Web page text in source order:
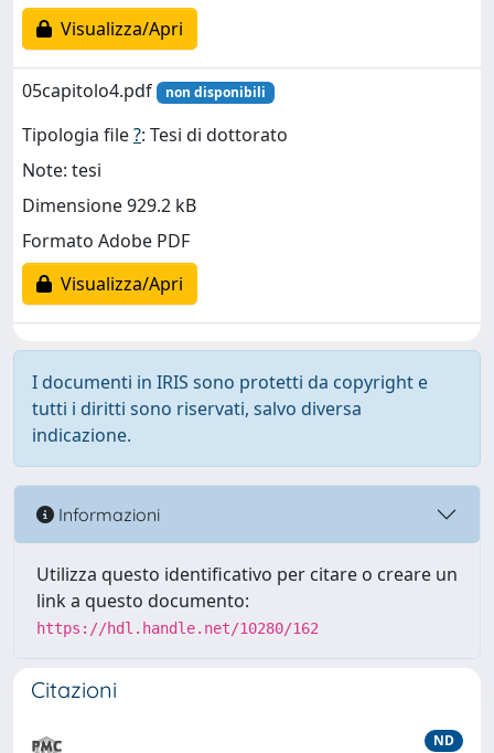
Visualizza/Apri
05capitolo4.pdf non disponibili
Tipologia file?: Tesi di dottorato
Note: tesi
Dimensione 929.2 kB
Formato Adobe PDF
Visualizza/Apri
I documenti in IRIS sono protetti da copyright e
tutti i diritti sono riservati, salvo diversa
indicazione.
Informazioni
Utilizza questo identificativo per citare o creare un
link a questo documento:
https://hdl.handle.net/10280/162
Citazioni
ND